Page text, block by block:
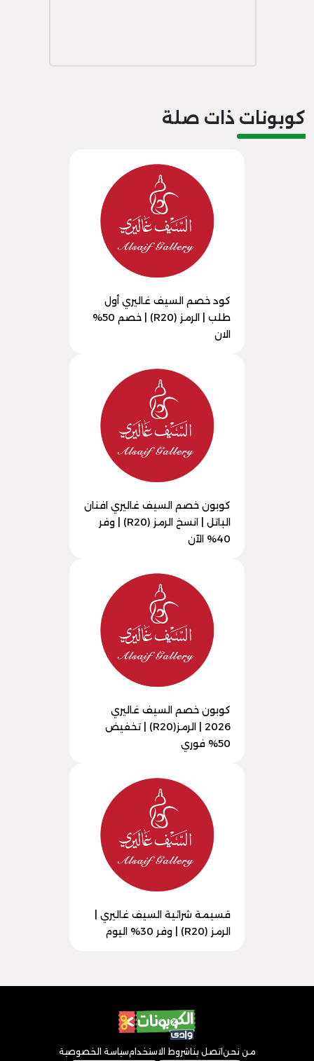
كوبونات ذات صلة
كود خصم السيف غاليري أول
طلب | الرمز (R20) | خصم 50%
الان
كوبون خصم السيف غاليري افنان
الباتل | انسخ الرمز (R20) | وفر
40% الآن
كوبون خصم السيف غاليري
2026 | الرمز(R20) | تخفيض
50% فوري
قسيمة شرائية السيف غاليري |
الرمز (R20) | وفر 30% اليوم
من نحن اتصل بنا شروط الاستخدامسياسة الخصوصية